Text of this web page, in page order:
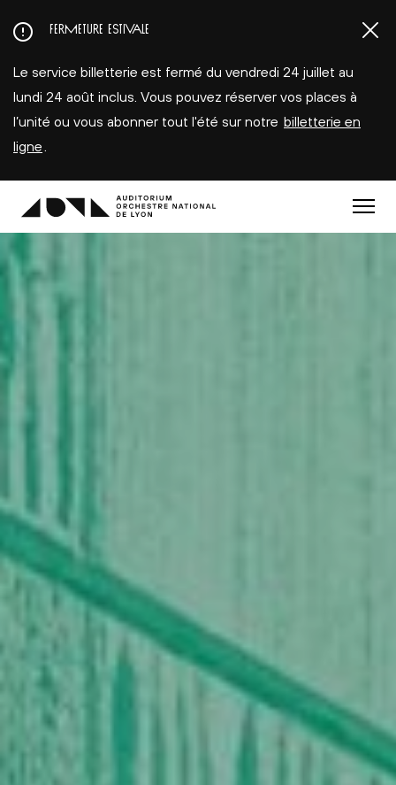
au
principal
FERMETURE ESTIVALE
Le service billetterie est fermé du vendredi 24 juillet au
lundi 24 août inclus. Vous pouvez réserver vos places à
l’unité ou vous abonner tout l'été sur notre billetterie en
ligne
Menu